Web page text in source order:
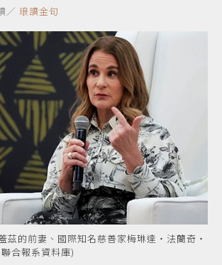
／ 琅讀金句
茲的前妻、國際知名慈善家梅琳達‧法蘭奇‧
合報系資料庫)